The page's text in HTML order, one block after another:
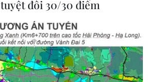
THỊ TÁM, KHÚC THANH
Quy định sử dụng
đối 30/30 điểm